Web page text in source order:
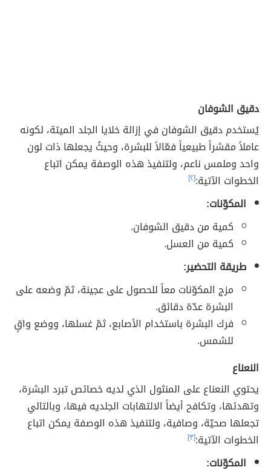
دقيق الشوفان
يُستخدم دقيق الشوفان في إزالة خلايا الجلد الميتة، لكونه
عاملاً مقشراً طبيعياً فعّالاً للبشرة، وحيثُ يجعلها ذات لون
واحد وملمس ناعم، ولتنفيذ هذه الوصفة يمكن اتباع
الخطوات الآتية:[٢]
المكوّنات:
كمية من دقيق الشوفان.
كمية من العسل.
طريقة التحضير:
مزج المكوّنات معاً للحصول على عجينة، ثمّ وضعه على
البشرة عدّة دقائق.
فرك البشرة باستخدام الأصابع، ثمّ غسلها، ووضع واقٍ
للشمس.
النعناع
يحتوي النعناع على المنثول الذي لديه خصائص تبرد البشرة،
وتهدئها، وتكافح أيضاً الالتهابات الجلديه فيها، وبالتالي
تجعلها صحيّة، وصافية، ولتنفيذ هذه الوصفة يمكن اتباع
الخطوات الآتية:[٣]
المكوّنات: